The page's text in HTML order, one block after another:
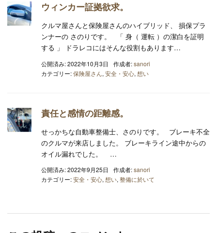
ウィンカー証拠欲求。
クルマ屋さんと保険屋さんのハイブリッド、 損保プラ
ンナーの さのりです。 「 身（ 運転 ）の潔白を証明
する 」 ドラレコにはそんな役割もあります…
公開済み: 2022年10月3日 作成者:sanori
カテゴリー:保険屋さん, 安全・安心, 想い
責任と感情の距離感。
せっかちな自動車整備士、さのりです。 ブレーキ不全
のクルマが来店しました。 ブレーキライン途中からの
オイル漏れでした。 …
公開済み: 2022年9月25日 作成者:sanori
カテゴリー:安全・安心, 想い, 整備に於いて